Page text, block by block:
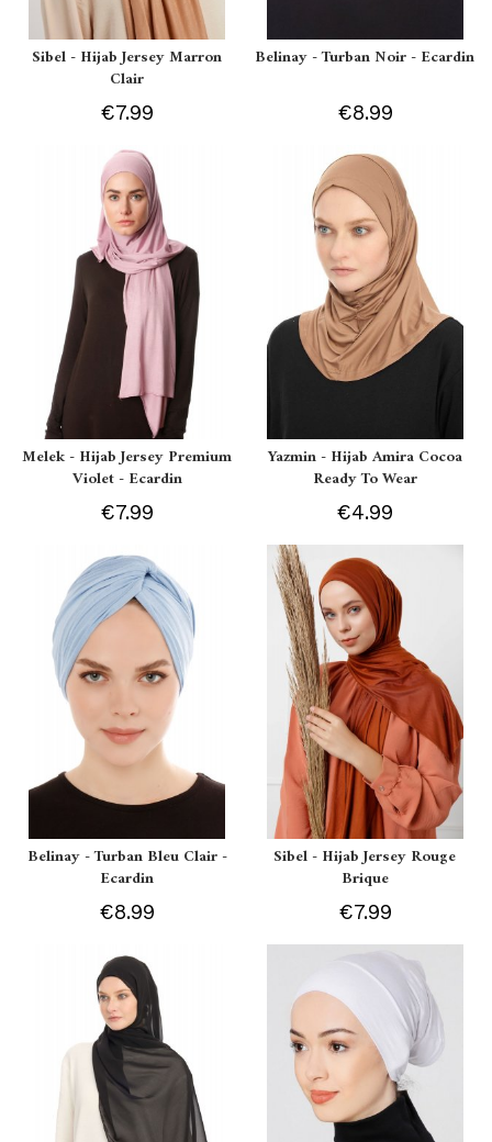
Sibel - Hijab Jersey Marron
Clair
€7.99
Belinay - Turban Noir - Ecardin
€8.99
Melek - Hijab Jersey Premium
Violet - Ecardin
€7.99
Yazmin - Hijab Amira Cocoa
Ready To Wear
€4.99
Belinay - Turban Bleu Clair -
Ecardin
€8.99
Sibel - Hijab Jersey Rouge
Brique
€7.99